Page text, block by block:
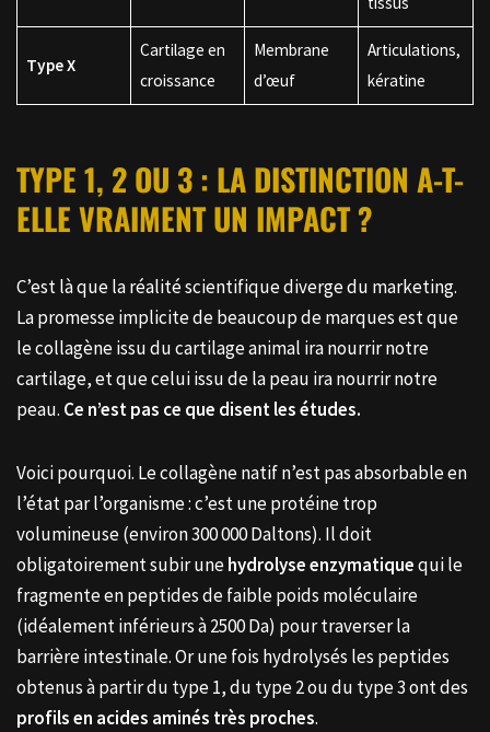
Type X
Cartilage en
croissance
Membrane
d’œuf
Articulations,
kératine
TYPE 1, 2 OU 3 : LA DISTINCTION A-T-
ELLE VRAIMENT UN IMPACT ?
C’est là que la réalité scientifique diverge du marketing.
La promesse implicite de beaucoup de marques est que
le collagène issu du cartilage animal ira nourrir notre
cartilage, et que celui issu de la peau ira nourrir notre
peau. Ce n’est pas ce que disent les études.
Voici pourquoi. Le collagène natif n’est pas absorbable en
l’état par l’organisme : c’est une protéine trop
volumineuse (environ 300 000 Daltons). Il doit
obligatoirement subir unehydrolyse enzymatiquequi le
fragmente en peptides de faible poids moléculaire
(idéalement inférieurs à 2500 Da) pour traverser la
barrière intestinale. Or une fois hydrolysés les peptides
obtenus à partir du type 1, du type 2 ou du type 3 ont des
profils en acides aminés très proches.